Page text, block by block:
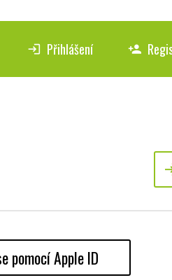
login Přihlášení person_add
pomocí Apple ID